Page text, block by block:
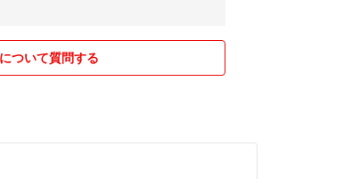
ついて質問する